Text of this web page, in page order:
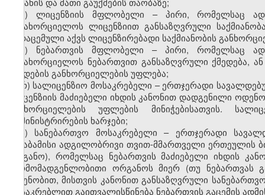
პ) ლიცენზიის მფლობელი – პირი, რომელსაც
განახორციელოს ლიცენზიით განსაზღვრული
გადაცემული აქვს ლიცენზირებადი საქმიანობის
ჟ) ნებართვის მფლობელი – პირი, რომელსაც
განახორციელოს ნებართვით განსაზღვრული ქმედება,
ქმედების განხორციელების უფლება;
რ) სალიცენზიო მოსაკრებელი – ერთჯერადი
ლიცენზიის მაძიებელი იხდის კანონით დადგენილი
განხორციელების უფლების მინიჭებისათვის.
ადმინისტრირების ხარჯები;
ს) სანებართვო მოსაკრებელი – ერთჯერადი
შესაბამისი ადგილობრივი თვით-მმართველი ერთეულის
ორგანო), რომელსაც ნებართვის მაძიებელი იხდის
წარმომადგენლობითი ორგანოს მიერ (თუ
ოდენობით, მისთვის კანონით განსაზღვრული
მოსაკრებლით გაითვალისწინება ნებართვის გაცემის